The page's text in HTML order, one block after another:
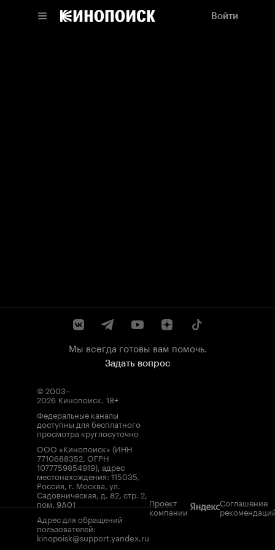
Войти
Мы всегда готовы вам помочь.
Задать вопрос
© 2003–
2026 Кинопоиск. 18+
Федеральные каналы
доступны для бесплатного
просмотра круглосуточно
ООО «Кинопоиск» (ИНН
7710688352, ОГРН
1077759854919), адрес
местонахождения: 115035,
Россия, г. Москва, ул.
Садовническая, д. 82, стр. 2,
пом. 9А01
Адрес для обращений
пользователей:
kinopoisk@support.yandex.ru
Проект
компании
Соглашение